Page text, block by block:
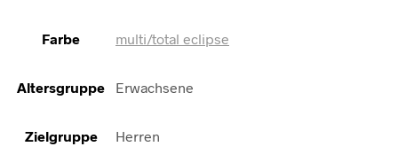
Farbe multi/total eclipse
Altersgruppe Erwachsene
Zielgruppe Herren